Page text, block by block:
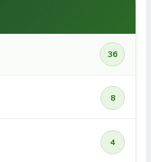
36
8
4